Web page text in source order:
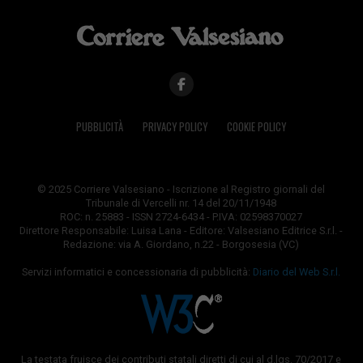
PUBBLICITÀ PRIVACY POLICY COOKIE POLICY
© 2025 Corriere Valsesiano - Iscrizione al Registro giornali del
Tribunale di Vercelli nr. 14 del 20/11/1948
ROC: n. 25883 - ISSN 2724-6434 - P.IVA: 02598370027
Direttore Responsabile: Luisa Lana - Editore: Valsesiano Editrice S.r.l. -
Redazione: via A. Giordano, n.22 - Borgosesia (VC)
Servizi informatici e concessionaria di pubblicità: Diario del Web S.r.l.
La testata fruisce dei contributi statali diretti di cui al d.lgs. 70/2017 e